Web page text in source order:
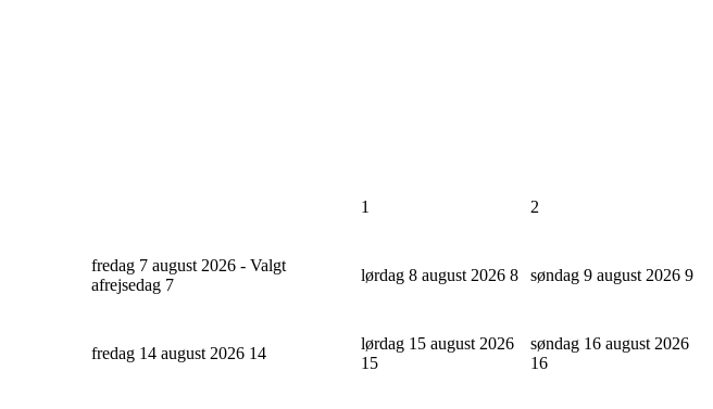
1 2
fredag 7 august 2026 - Valgt
afrejsedag 7
lørdag 8 august 2026 8 søndag 9 august 2026 9
fredag 14 august 2026 14
lørdag 15 august 2026
15
søndag 16 august 2026
16